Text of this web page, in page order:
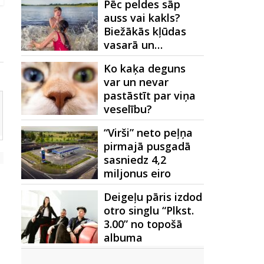
Pēc peldes sāp
auss vai kakls?
Biežākās kļūdas
vasarā un…
Ko kaķa deguns
var un nevar
pastāstīt par viņa
veselību?
“Virši” neto peļņa
pirmajā pusgadā
sasniedz 4,2
miljonus eiro
Deigeļu pāris izdod
otro singlu “Plkst.
3.00” no topošā
albuma